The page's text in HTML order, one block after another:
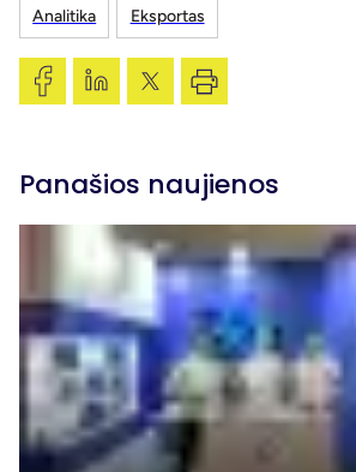
Analitika Eksportas
Panašios naujienos